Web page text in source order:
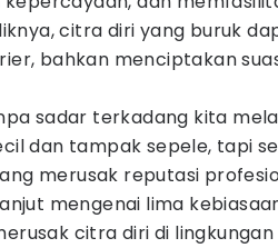
citra diri yang buruk
bahkan menciptakan
sadar terkadang kita
dan tampak sepele, tapi
merusak reputasi
mengenai lima
citra diri di